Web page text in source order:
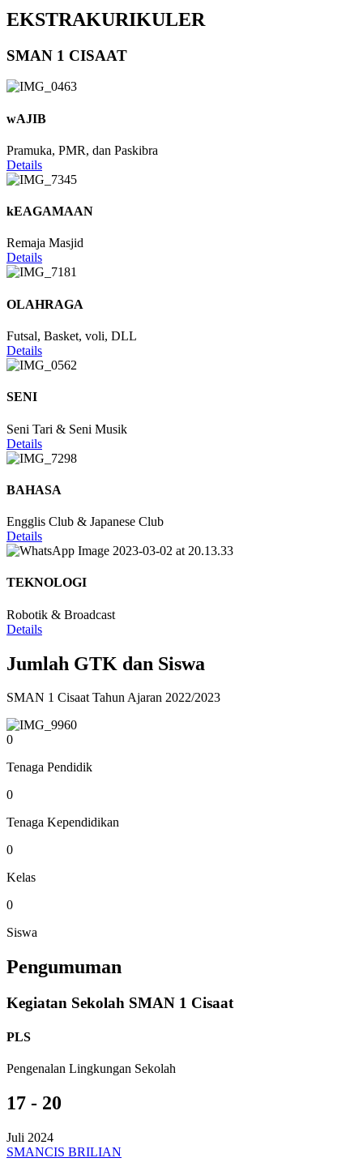
EKSTRAKURIKULER
SMAN 1 CISAAT
wAJIB
Pramuka, PMR, dan Paskibra
Details
kEAGAMAAN
Remaja Masjid
Details
OLAHRAGA
Futsal, Basket, voli, DLL
Details
SENI
Seni Tari & Seni Musik
Details
BAHASA
Engglis Club & Japanese Club
Details
TEKNOLOGI
Robotik & Broadcast
Details
Jumlah GTK dan Siswa
SMAN 1 Cisaat Tahun Ajaran 2022/2023
0
Tenaga Pendidik
0
Tenaga Kependidikan
0
Kelas
0
Siswa
Pengumuman
Kegiatan Sekolah SMAN 1 Cisaat
PLS
Pengenalan Lingkungan Sekolah
17 - 20
Juli 2024
SMANCIS BRILIAN